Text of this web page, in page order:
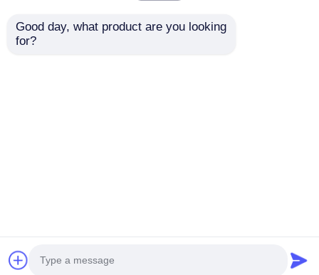
China Fabrik.Copyright © 2026 Shenzhen Filetti
Good day, what product are you looking
for?